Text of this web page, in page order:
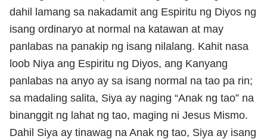
dahil lamang sa nakadamit ang Espiritu ng Diyos ng
isang ordinaryo at normal na katawan at may
panlabas na panakip ng isang nilalang. Kahit nasa
loob Niya ang Espiritu ng Diyos, ang Kanyang
panlabas na anyo ay sa isang normal na tao pa rin;
sa madaling salita, Siya ay naging “Anak ng tao” na
binanggit ng lahat ng tao, maging ni Jesus Mismo.
Dahil Siya ay tinawag na Anak ng tao, Siya ay isang